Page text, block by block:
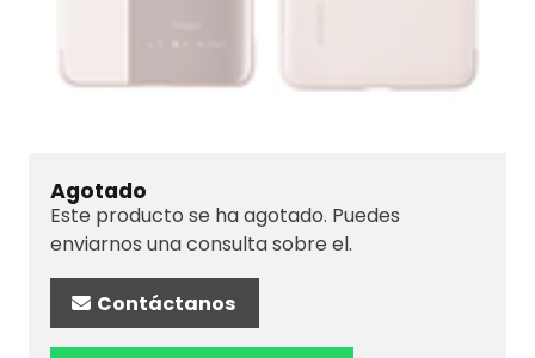
Agotado
Este producto se ha agotado. Puedes
enviarnos una consulta sobre el.
Contáctanos